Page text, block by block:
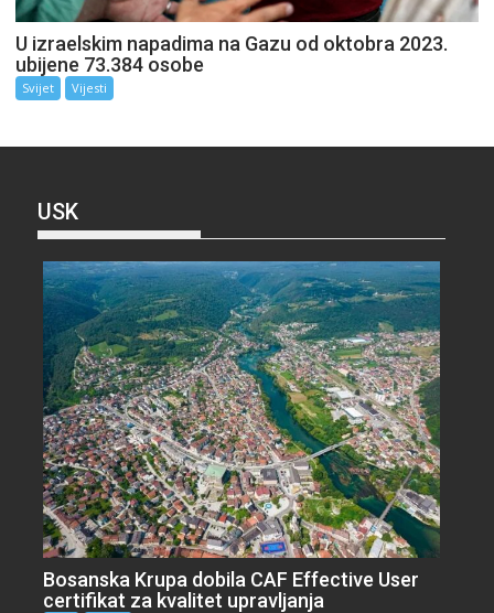
U izraelskim napadima na Gazu od oktobra 2023.
ubijene 73.384 osobe
Svijet Vijesti
USK
Bosanska Krupa dobila CAF Effective User
certifikat za kvalitet upravljanja